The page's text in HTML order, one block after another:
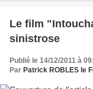
Le film
sinistrose
Publié le 14/12/2011 à
Par Patrick ROBLES le